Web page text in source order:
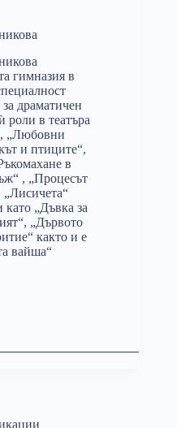
гимназия в
драматичен
роли в театъра
„Любовни
и птиците“,
в
, „Прoцесът
„Дъвка за
„Дървото
както и е
вайша“